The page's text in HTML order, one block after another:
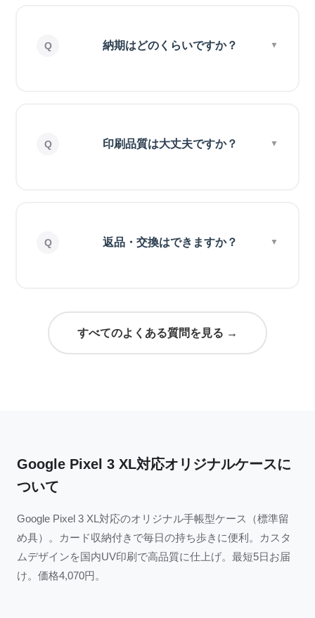
納期はどのくらいですか？
印刷品質は大丈夫ですか？
返品・交換はできますか？
すべてのよくある質問を見る →
Google Pixel 3 XL対応オリジナルケースに
ついて
Google Pixel 3 XL対応のオリジナル手帳型ケース（標準留
め具）。カード収納付きで毎日の持ち歩きに便利。カスタ
ムデザインを国内UV印刷で高品質に仕上げ。最短5日お届
け。価格4,070円。